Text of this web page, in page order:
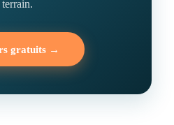
terrain.
gratuits →